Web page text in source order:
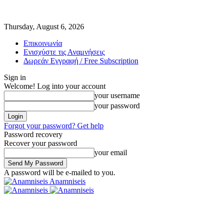
Thursday, August 6, 2026
Επικοινωνία
Ενισχύστε τις Αναμνήσεις
Δωρεάν Εγγραφή / Free Subscription
Sign in
Welcome! Log into your account
your username
your password
Forgot your password? Get help
Password recovery
Recover your password
your email
A password will be e-mailed to you.
Anamniseis